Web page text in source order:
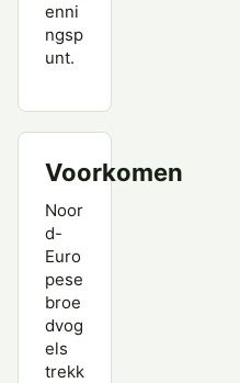
enni
ngsp
unt.
Voorkomen
Noor
d-
Euro
pese
broe
dvog
els
trekk